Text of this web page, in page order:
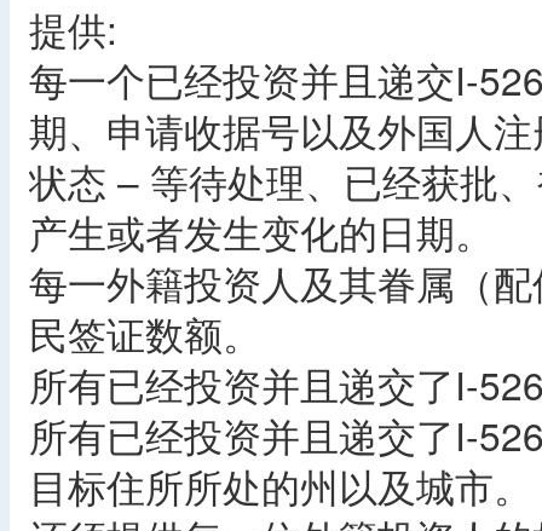
提供:
每一个已经投资并且递交I-
期、申请收据号以及外国人
状态 – 等待处理、已经获批
产生或者发生变化的日期。
每一外籍投资人及其眷属（
民签证数额。
所有已经投资并且递交了I-
所有已经投资并且递交了I-
目标住所所处的州以及城市。